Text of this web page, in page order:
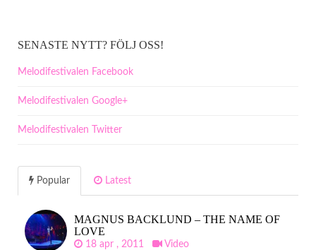
SENASTE NYTT? FÖLJ OSS!
Melodifestivalen Facebook
Melodifestivalen Google+
Melodifestivalen Twitter
Popular Latest
MAGNUS BACKLUND – THE NAME OF
LOVE
18 apr , 2011 Video